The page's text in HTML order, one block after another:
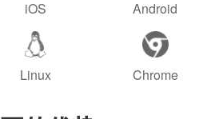
iOS Android
Linux Chrome